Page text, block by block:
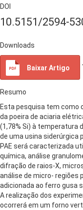
DOI
10.5151/2594-
Downloads
Baixar Artigo
Resumo
Esta pesquisa tem como
da poeira de aciaria
(1,78% Si) à temperatura
de uma usina siderúrgica
PAE será caracterizada
química, análise
difração de raios-X,
análise de micro- regiões
adicionada ao ferro gusa
A realização dos
ocorrerá em um forno